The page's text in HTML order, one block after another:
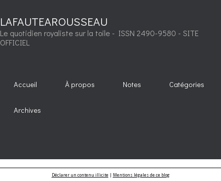
LAFAUTEAROUSSEAU
Le quotidien royaliste sur la toile - ISSN 2490-9580 - SITE
OFFICIEL
Accueil À propos Notes Catégories
Archives
Déclarer un contenu illicite| Mentions légales de ce blog